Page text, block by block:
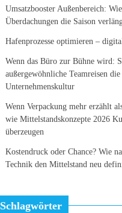
Umsatzbooster Außenbereich:
Überdachungen die Saison
Hafenprozesse optimieren –
Wenn das Büro zur Bühne wird:
außergewöhnliche Teamreisen die
Unternehmenskultur
Wenn Verpackung mehr erzählt
wie Mittelstandskonzepte 2026
überzeugen
Kostendruck oder Chance? Wie
Technik den Mittelstand neu
Schlagwörter